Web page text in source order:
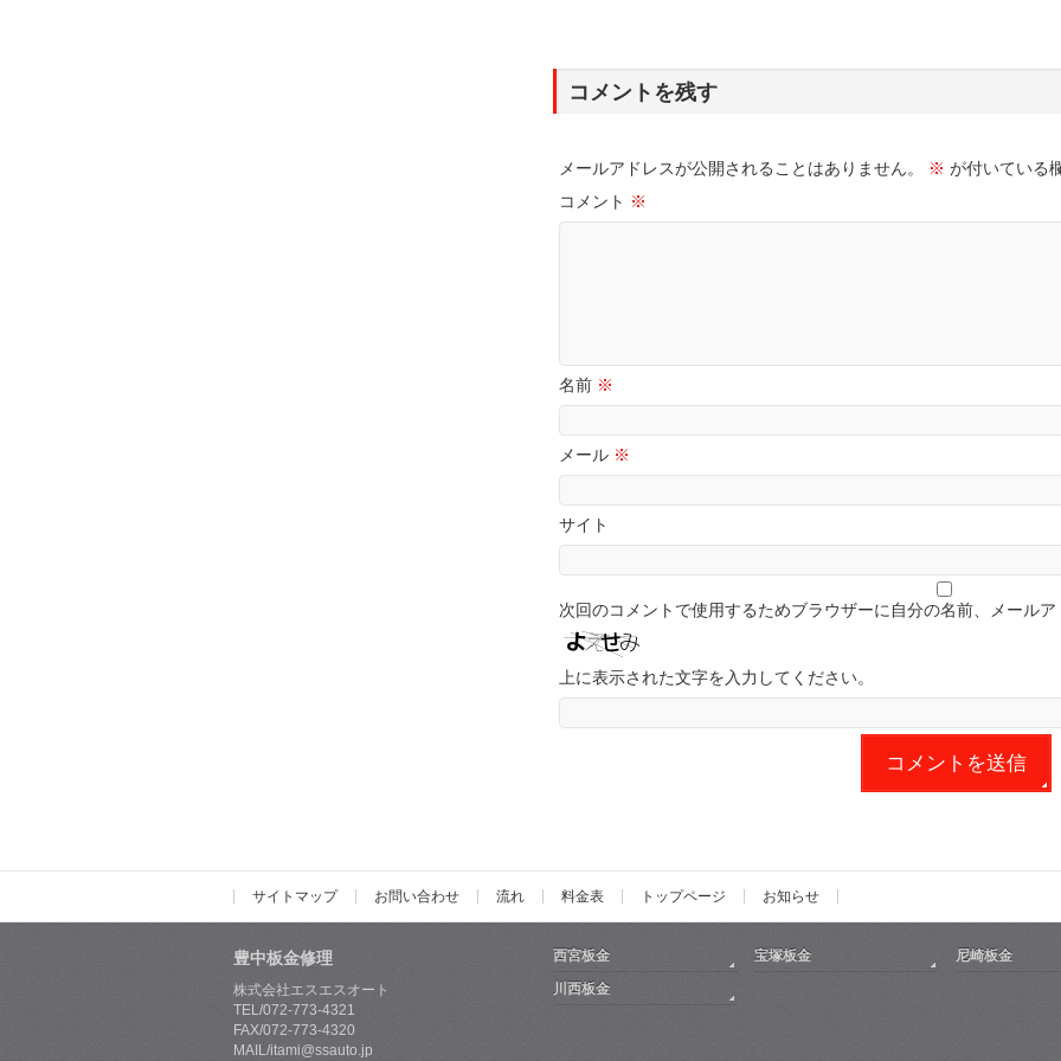
コメントを残す
メールアドレスが公開されることはありません。 ※ が付いている
コメント ※
名前 ※
メール ※
サイト
次回のコメントで使用するためブラウザーに自分の名前、メールア
上に表示された文字を入力してください。
サイトマップ お問い合わせ 流れ 料金表 トップページ お知らせ
豊中板金修理
株式会社エスエスオート
TEL/072-773-4321
FAX/072-773-4320
MAIL/itami@ssauto.jp
西宮板金 宝塚板金 尼崎板金
川西板金